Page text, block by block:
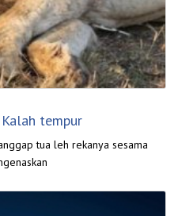
tempur
tua leh rekanya sesama